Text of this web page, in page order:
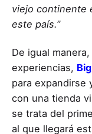
viejo continente
este país.”
De igual
experiencias,
para expandirse
con una tienda
se trata del
al que llegará